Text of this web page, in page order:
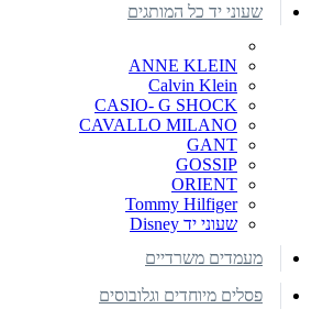
שעוני יד כל המותגים
ANNE KLEIN
Calvin Klein
CASIO- G SHOCK
CAVALLO MILANO
GANT
GOSSIP
ORIENT
Tommy Hilfiger
שעוני יד Disney
מעמדים משרדיים
פסלים מיוחדים וגלובוסים